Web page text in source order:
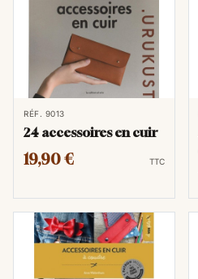
RÉF. 9013
24 accessoires en cuir
19,90 € TTC